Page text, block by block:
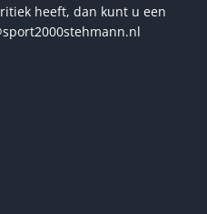
heeft, dan kunt u een